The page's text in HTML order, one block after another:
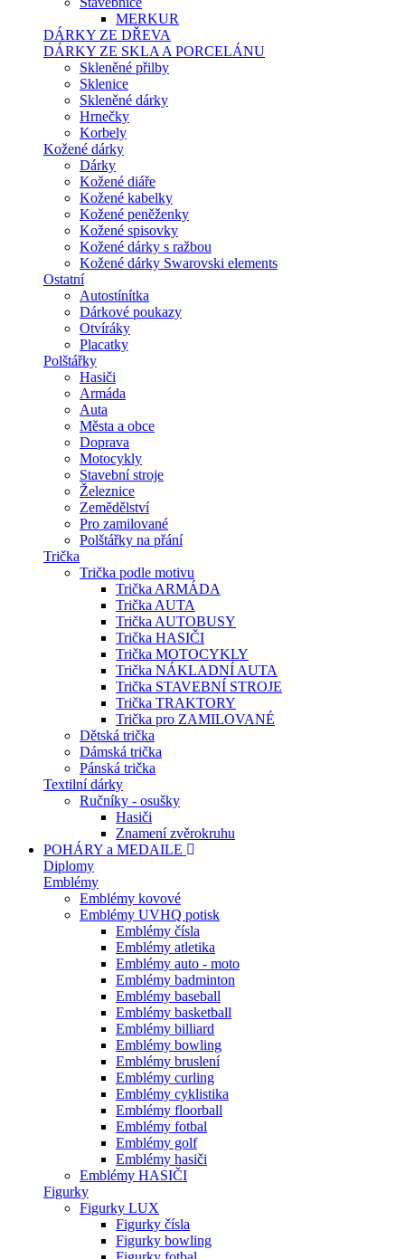
MERKUR
DÁRKY ZE DŘEVA
DÁRKY ZE SKLA A PORCELÁNU
Skleněné přilby
Sklenice
Skleněné dárky
Hrnečky
Korbely
Kožené dárky
Dárky
Kožené diáře
Kožené kabelky
Kožené peněženky
Kožené spisovky
Kožené dárky s ražbou
Kožené dárky Swarovski elements
Ostatní
Autostínítka
Dárkové poukazy
Otvíráky
Placatky
Polštářky
Hasiči
Armáda
Auta
Města a obce
Doprava
Motocykly
Stavební stroje
Železnice
Zemědělství
Pro zamilované
Polštářky na přání
Trička
Trička podle motivu
Trička ARMÁDA
Trička AUTA
Trička AUTOBUSY
Trička HASIČI
Trička MOTOCYKLY
Trička NÁKLADNÍ AUTA
Trička STAVEBNÍ STROJE
Trička TRAKTORY
Trička pro ZAMILOVANÉ
Dětská trička
Dámská trička
Pánská trička
Textilní dárky
Ručníky - osušky
Hasiči
Znamení zvěrokruhu
POHÁRY a MEDAILE
Diplomy
Emblémy
Emblémy kovové
Emblémy UVHQ potisk
Emblémy čísla
Emblémy atletika
Emblémy auto - moto
Emblémy badminton
Emblémy baseball
Emblémy basketball
Emblémy billiard
Emblémy bowling
Emblémy bruslení
Emblémy curling
Emblémy cyklistika
Emblémy floorball
Emblémy fotbal
Emblémy golf
Emblémy hasiči
Emblémy HASIČI
Figurky
Figurky LUX
Figurky čísla
Figurky bowling